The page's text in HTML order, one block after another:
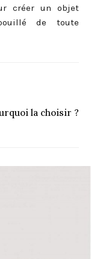
créer un objet
de toute
la choisir ?